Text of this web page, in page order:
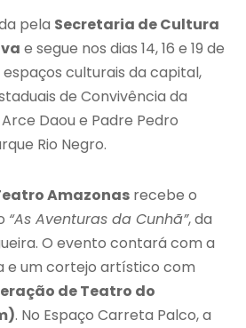
pela Secretaria de Cultura
e segue nos dias 14, 16 e 19 de
culturais da capital,
de Convivência da
Daou e Padre Pedro
Rio Negro.
Amazonas recebe o
“As Aventuras da Cunhã”, da
O evento contará com a
e um cortejo artístico com
de Teatro do
. No Espaço Carreta Palco, a